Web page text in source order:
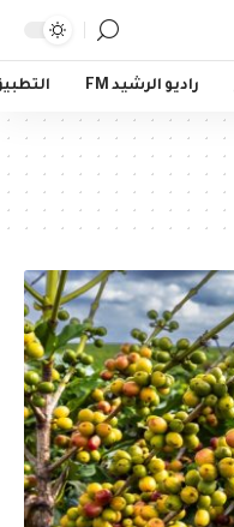
راديو الرشيد FM